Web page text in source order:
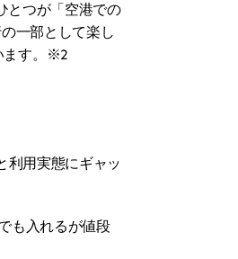
とつが「空港での
一部として楽し
ます。※2
利用実態にギャッ
も入れるが値段